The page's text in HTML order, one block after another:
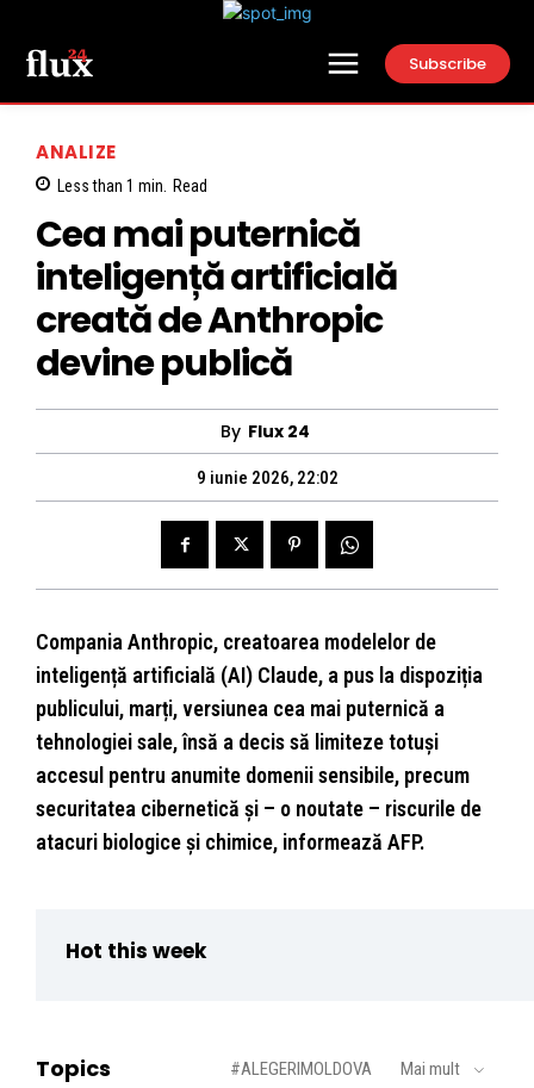
Subscribe
ANALIZE
Less than 1 min. Read
Cea mai puternică
inteligență artificială
creată de Anthropic
devine publică
By Flux 24
9 iunie 2026, 22:02
Compania Anthropic, creatoarea modelelor de
inteligență artificială (AI) Claude, a pus la dispoziția
publicului, marți, versiunea cea mai puternică a
tehnologiei sale, însă a decis să limiteze totuși
accesul pentru anumite domenii sensibile, precum
securitatea cibernetică și – o noutate – riscurile de
atacuri biologice și chimice, informează AFP.
Hot this week
Topics #ALEGERIMOLDOVA Mai mult